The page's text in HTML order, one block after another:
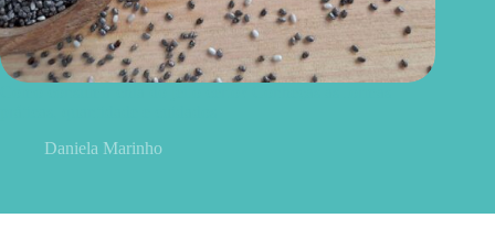
Daniela Marinho